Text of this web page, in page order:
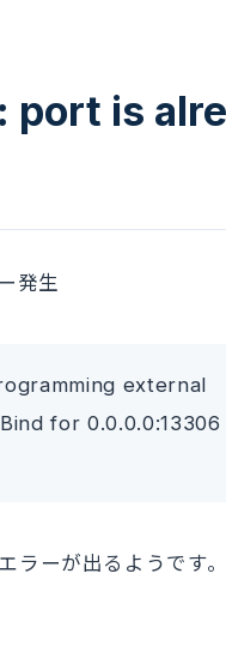
port is
発生
external
for 0.0.0.0:13306
ラーが出るようです